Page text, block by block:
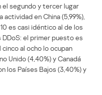
el segundo y tercer lugar
en China (5,99%),
es casi idéntico al de los
el primer puesto es
al ocho lo ocupan
Unido (4,40%) y Canadá
los Países Bajos (3,40%) y